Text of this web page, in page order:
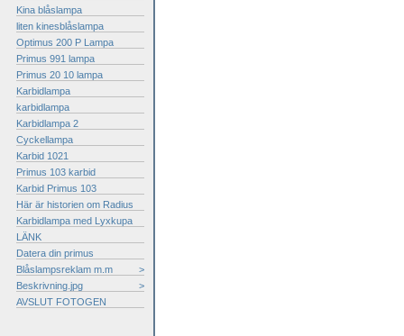
Kina blåslampa
liten kinesblåslampa
Optimus 200 P Lampa
Primus 991 lampa
Primus 20 10 lampa
Karbidlampa
karbidlampa
Karbidlampa 2
Cyckellampa
Karbid 1021
Primus 103 karbid
Karbid Primus 103
Här är historien om Radius
Karbidlampa med Lyxkupa
LÄNK
Datera din primus
Blåslampsreklam m.m
>
Beskrivning.jpg
>
AVSLUT FOTOGEN